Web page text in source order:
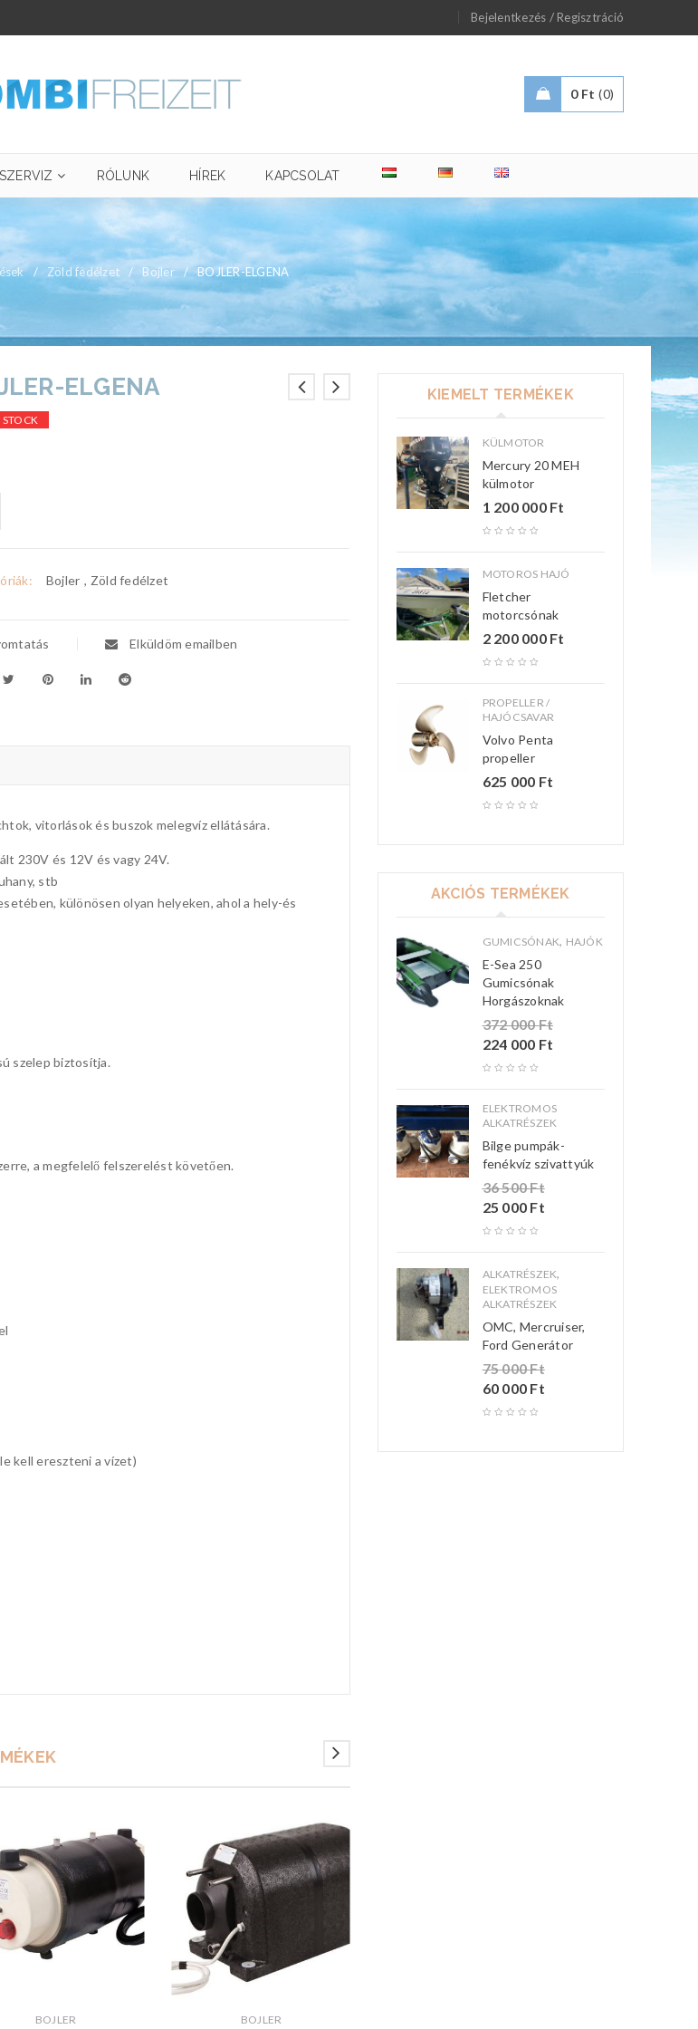
Bejelentkezés / Regisztráció
0 Ft 0
SZERVIZ RÓLUNK HÍREK KAPCSOLAT
/ Zöld fedélzet / Bojler / BOJLER-ELGENA
ELGENA
STOCK
Bojler , Zöld fedélzet
Elküldöm emailben
vitorlások és buszok melegvíz ellátására.
230V és 12V és vagy 24V.
stb
különösen olyan helyeken, ahol a hely-és
szelep biztosítja.
a megfelelő felszerelést követően.
kell ereszteni a vízet)
BOJLER BOJLER
KIEMELT TERMÉKEK
KÜLMOTOR
Mercury 20 MEH
külmotor
1 200 000 Ft
MOTOROS HAJÓ
Fletcher
motorcsónak
2 200 000 Ft
PROPELLER /
HAJÓCSAVAR
Volvo Penta
propeller
625 000 Ft
AKCIÓS TERMÉKEK
GUMICSÓNAK, HAJÓK
E-Sea 250
Gumicsónak
Horgászoknak
372 000Ft
224 000 Ft
ELEKTROMOS
ALKATRÉSZEK
Bilge pumpák-
fenékvíz szivattyúk
36 500Ft
25 000 Ft
ALKATRÉSZEK,
ELEKTROMOS
ALKATRÉSZEK
OMC, Mercruiser,
Ford Generátor
75 000Ft
60 000 Ft